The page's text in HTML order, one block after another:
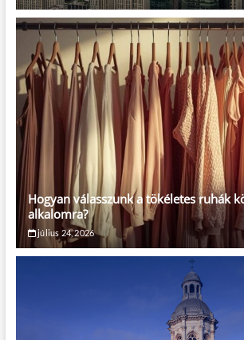
Hogyan válasszunk a tökéletes ruhák
alkalomra?
július 24, 2026